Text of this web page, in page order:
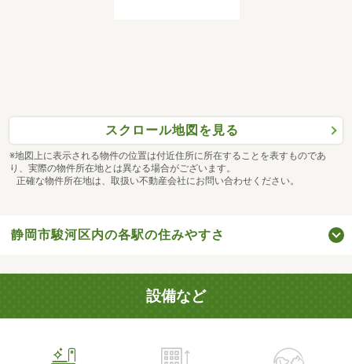
スクロール地図を見る
※地図上に表示される物件の位置は付近住所に所在することを表すものであ
り、実際の物件所在地とは異なる場合がございます。
正確な物件所在地は、取扱い不動産会社にお問い合わせください。
静岡市駿河区内の各駅の住みやすさ
設備など